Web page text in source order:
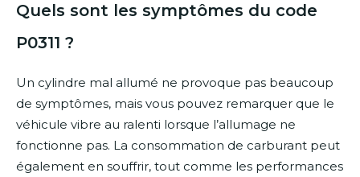
Quels sont les symptômes du code
P0311 ?
Un cylindre mal allumé ne provoque pas beaucoup
de symptômes, mais vous pouvez remarquer que le
véhicule vibre au ralenti lorsque l’allumage ne
fonctionne pas. La consommation de carburant peut
également en souffrir, tout comme les performances